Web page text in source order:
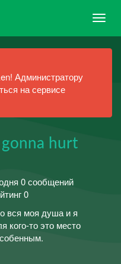
Администратору
на сервисе
hurt
0 сообщений
0
вся моя душа и я
кого-то это место